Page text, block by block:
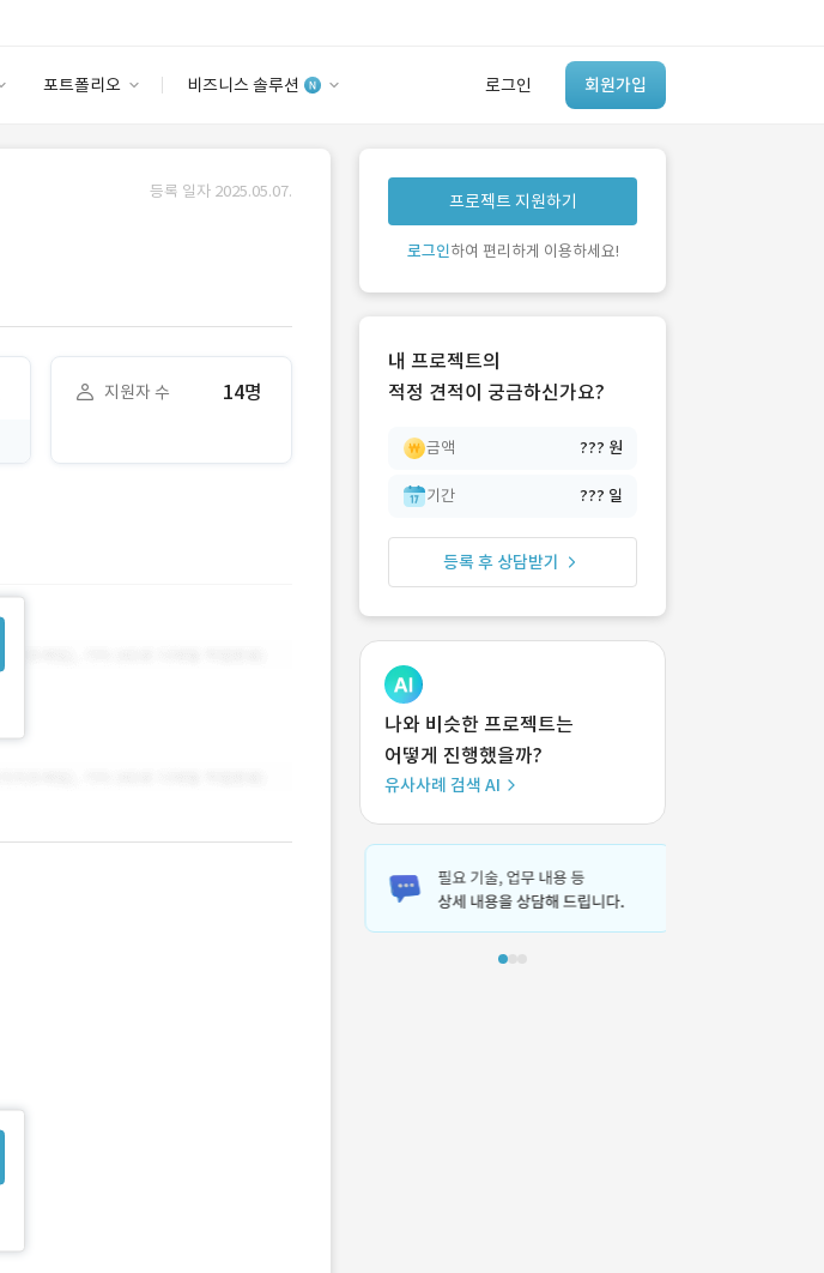
포트폴리오 비즈니스 솔루션 로그인 회원가입
안심 코드 케어
유사사례 검색 AI
‘이런 거’ 만들어본
개발 회사 있어?
등록 일자 2025.05.07.
지원자 수 14명
프로젝트 지원하기
로그인하여 편리하게 이용하세요!
내 프로젝트의
적정 견적이 궁금하신가요?
금액 ??? 원
기간 ??? 일
등록 후 상담받기
나와 비슷한 프로젝트는
어떻게 진행했을까?
유사사례 검색 AI